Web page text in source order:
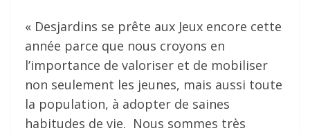
« Desjardins se prête aux Jeux encore cette
année parce que nous croyons en
l’importance de valoriser et de mobiliser
non seulement les jeunes, mais aussi toute
la population, à adopter de saines
habitudes de vie. Nous sommes très